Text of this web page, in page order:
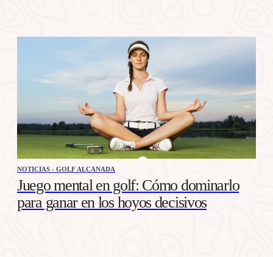
NOTICIAS - GOLF ALCANADA
Juego mental en golf: Cómo dominarlo
para ganar en los hoyos decisivos